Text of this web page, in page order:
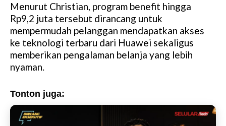
Menurut Christian, program benefit hingga
Rp9,2 juta tersebut dirancang untuk
mempermudah pelanggan mendapatkan akses
ke teknologi terbaru dari Huawei sekaligus
memberikan pengalaman belanja yang lebih
nyaman.
Tonton juga: